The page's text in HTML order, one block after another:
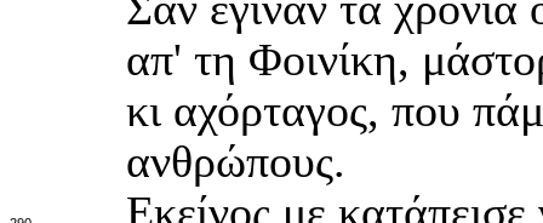
απ' τη Φοινίκη,
κι αχόρταγος, που
ανθρώπους.
Εκείνος με